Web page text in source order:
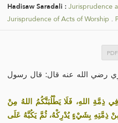
Hadisaw Saradali : Jurisprudence
Jurisprudence of Acts of Worship .
PDF
رضي الله عنه قال: قال رسول
اللهِ، فَلَا يَطْلُبَنَّكُمُ اللهُ مِنْ
ذِمَّتِهِ بِشَيْءٍ يُدْرِكْهُ، ثُمَّ يَكُبَّهُ عَلَى